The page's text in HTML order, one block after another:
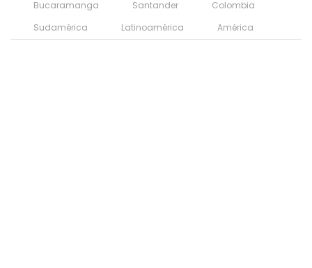
Bucaramanga Santander
Colombia
Sudamérica
Latinoamérica América